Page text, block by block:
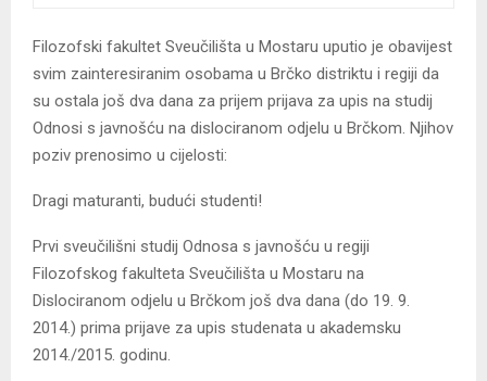
Filozofski fakultet Sveučilišta u Mostaru uputio je obavijest
svim zainteresiranim osobama u Brčko distriktu i regiji da
su ostala još dva dana za prijem prijava za upis na studij
Odnosi s javnošću na dislociranom odjelu u Brčkom. Njihov
poziv prenosimo u cijelosti:
Dragi maturanti, budući studenti!
Prvi sveučilišni studij Odnosa s javnošću u regiji
Filozofskog fakulteta Sveučilišta u Mostaru na
Dislociranom odjelu u Brčkom još dva dana (do 19. 9.
2014.) prima prijave za upis studenata u akademsku
2014./2015. godinu.